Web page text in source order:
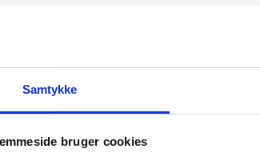
Samtykke
bruger cookies
Crimea In
Silencing of